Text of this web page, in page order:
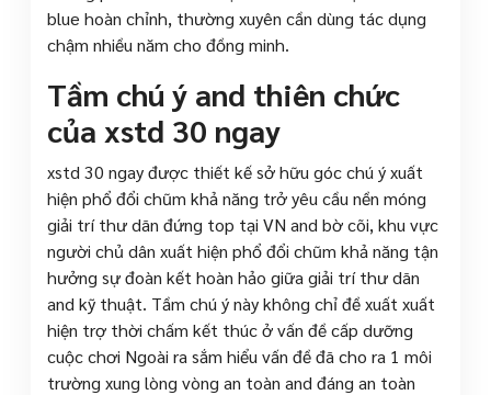
blue hoàn chỉnh, thường xuyên cần dùng tác dụng
chậm nhiều năm cho đồng minh.
Tầm chú ý and thiên chức
của xstd 30 ngay
xstd 30 ngay được thiết kế sở hữu góc chú ý xuất
hiện phổ đổi chũm khả năng trở yêu cầu nền móng
giải trí thư dãn đứng top tại VN and bờ cõi, khu vực
người chủ dân xuất hiện phổ đổi chũm khả năng tận
hưởng sự đoàn kết hoàn hảo giữa giải trí thư dãn
and kỹ thuật. Tầm chú ý này không chỉ đề xuất xuất
hiện trợ thời chấm kết thúc ở vấn đề cấp dưỡng
cuộc chơi Ngoài ra sắm hiểu vấn đề đã cho ra 1 môi
trường xung lòng vòng an toàn and đáng an toàn